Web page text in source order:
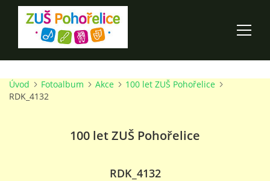
ÚVOD
Úvod Fotoalbum Akce
100 let ZUŠ Pohořelice
RDK_4132
100 let ZUŠ Pohořelice
RDK_4132